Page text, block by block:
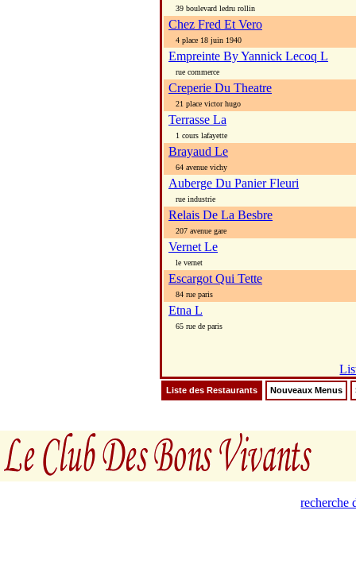
39 boulevard ledru rollin
Chez Fred Et Vero
4 place 18 juin 1940
Empreinte By Yannick Lecoq L
rue commerce
Creperie Du Theatre
21 place victor hugo
Terrasse La
1 cours lafayette
Brayaud Le
64 avenue vichy
Auberge Du Panier Fleuri
rue industrie
Relais De La Besbre
207 avenue gare
Vernet Le
le vernet
Escargot Qui Tette
84 rue paris
Etna L
65 rue de paris
Liste des Restaurants Nouveaux Menus
recherche